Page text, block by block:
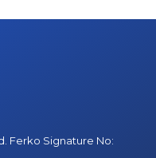
Ferko Signature No: